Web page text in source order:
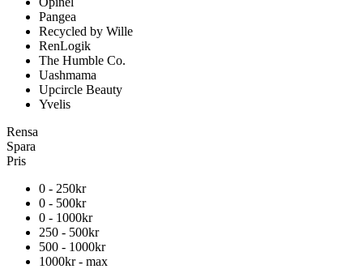
Pangea
Recycled by Wille
RenLogik
The Humble Co.
Uashmama
Upcircle Beauty
Yvelis
Rensa
Spara
Pris
0 - 250kr
0 - 500kr
0 - 1000kr
250 - 500kr
500 - 1000kr
1000kr - max